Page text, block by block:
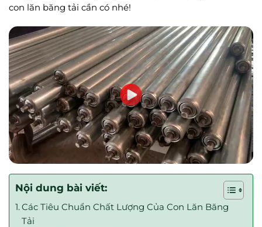
con lăn băng tải cần có nhé!
Nội dung bài viết:
Các Tiêu Chuẩn Chất Lượng Của Con Lăn Băng
Tải